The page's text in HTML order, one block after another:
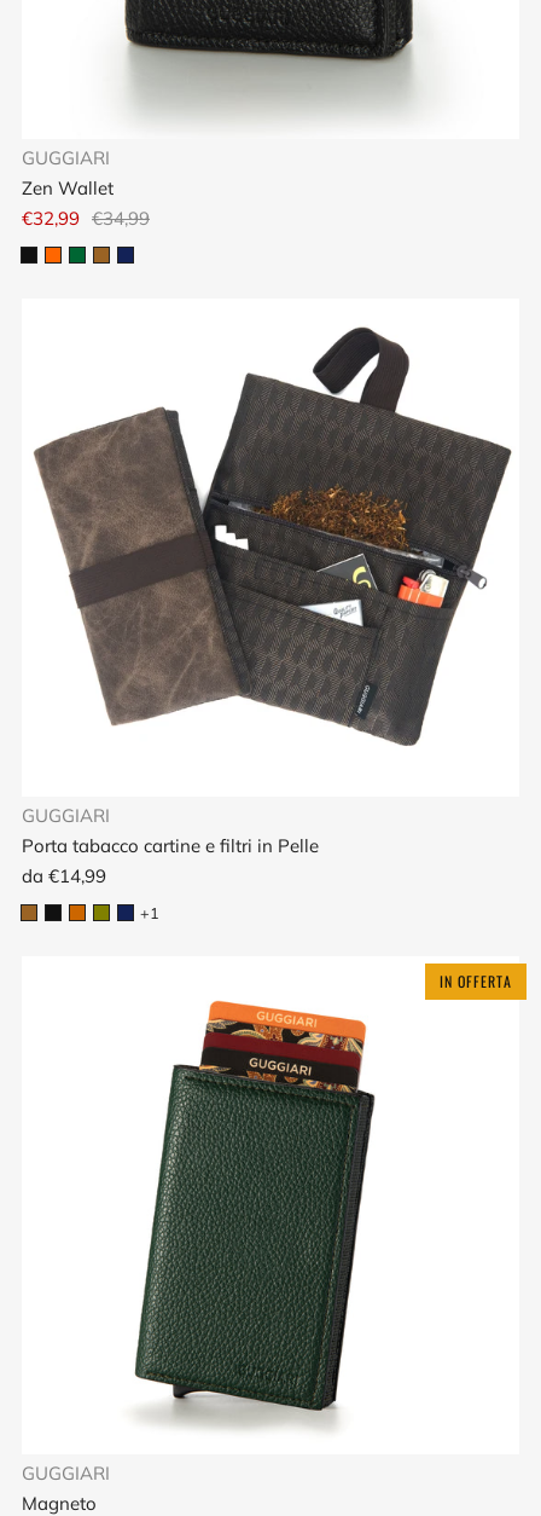
GUGGIARI
Zen Wallet
€32,99 €34,99
GUGGIARI
Porta tabacco cartine e filtri in Pelle
da €14,99
+1
IN OFFERTA
GUGGIARI
Magneto